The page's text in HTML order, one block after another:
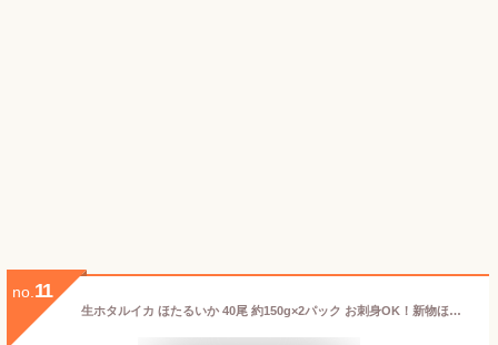
no. 11
生ホタルイカ ほたるいか 40尾 約150g×2パック お刺身OK！新物ほたるいか。シーズン最盛期！富山産ほたるいかは大きくぷりぷりの食感 いか イカ ほたるイカ ほたるいか 蛍烏賊 刺身 烏賊 築地市場 豊洲市場 ギフト